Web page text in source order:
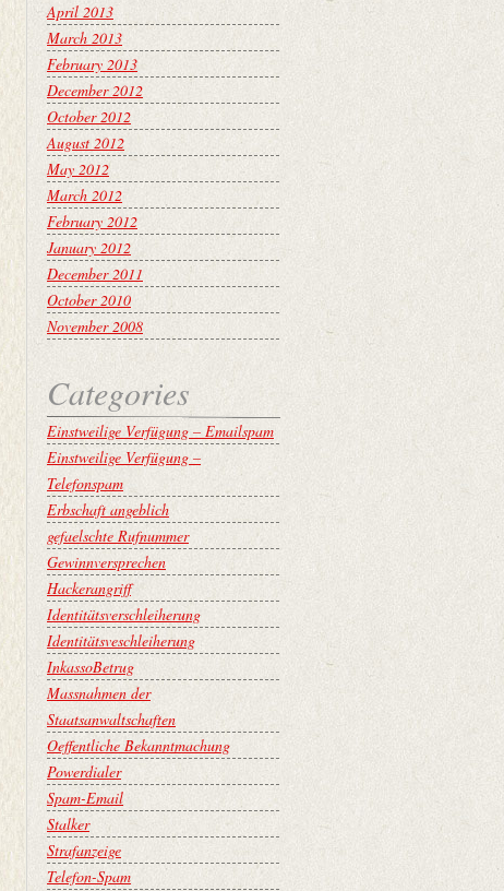
April 2013
March 2013
February 2013
December 2012
October 2012
August 2012
May 2012
March 2012
February 2012
January 2012
December 2011
October 2010
November 2008
Categories
Einstweilige Verfügung – Emailspam
Einstweilige Verfügung –
Telefonspam
Erbschaft angeblich
gefaelschte Rufnummer
Gewinnversprechen
Hackerangriff
Identitätsverschleiherung
Identitätsveschleiherung
InkassoBetrug
Massnahmen der
Staatsanwaltschaften
Oeffentliche Bekanntmachung
Powerdialer
Spam-Email
Stalker
Strafanzeige
Telefon-Spam